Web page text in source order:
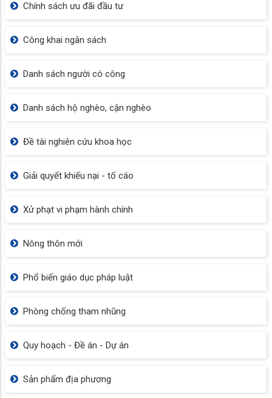
Chính sách ưu đãi đầu tư
Công khai ngân sách
Danh sách người có công
Danh sách hộ nghèo, cận nghèo
Đề tài nghiên cứu khoa học
Giải quyết khiếu nại - tố cáo
Xử phạt vi phạm hành chính
Nông thôn mới
Phổ biến giáo dục pháp luật
Phòng chống tham nhũng
Quy hoạch - Đề án - Dự án
Sản phẩm địa phương